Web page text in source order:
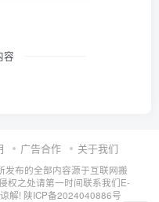
容
广告合作 关于我们
发布的全部内容源于互联网搬
权之处请第一时间联系我们E-
解! 陕ICP备2024040886号